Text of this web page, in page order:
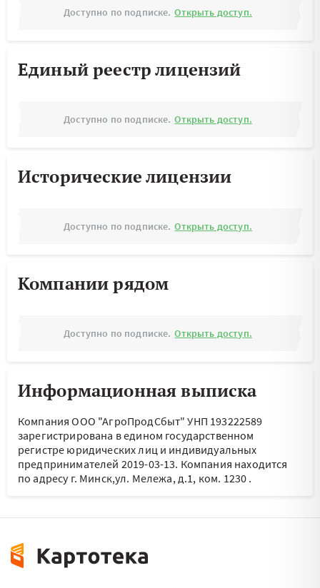
Доступно по подписке. Открыть доступ.
Единый реестр лицензий
Доступно по подписке. Открыть доступ.
Исторические лицензии
Доступно по подписке. Открыть доступ.
Компании рядом
Доступно по подписке. Открыть доступ.
Информационная выписка
Компания ООО "АгроПродСбыт" УНП 193222589
зарегистрирована в едином государственном
регистре юридических лиц и индивидуальных
предпринимателей 2019-03-13. Компания находится
по адресу г. Минск,ул. Мележа, д.1, ком. 1230 .